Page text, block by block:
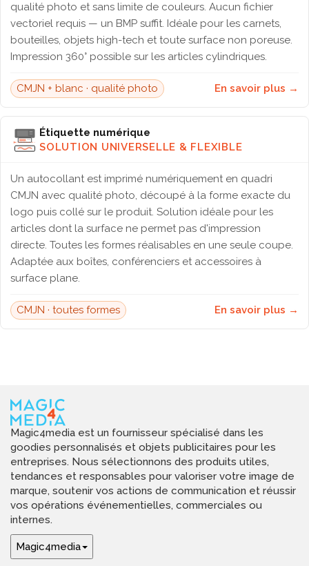
qualité photo et sans limite de couleurs. Aucun fichier
vectoriel requis — un BMP suffit. Idéale pour les carnets,
bouteilles, objets high-tech et toute surface non poreuse.
Impression 360° possible sur les articles cylindriques.
CMJN + blanc · qualité photo En savoir plus →
Étiquette numérique
SOLUTION UNIVERSELLE & FLEXIBLE
Un autocollant est imprimé numériquement en quadri
CMJN avec qualité photo, découpé à la forme exacte du
logo puis collé sur le produit. Solution idéale pour les
articles dont la surface ne permet pas d'impression
directe. Toutes les formes réalisables en une seule coupe.
Adaptée aux boîtes, conférenciers et accessoires à
surface plane.
CMJN · toutes formes En savoir plus →
Magic4media est un fournisseur spécialisé dans les
goodies personnalisés et objets publicitaires pour les
entreprises. Nous sélectionnons des produits utiles,
tendances et responsables pour valoriser votre image de
marque, soutenir vos actions de communication et réussir
vos opérations événementielles, commerciales ou
internes.
Magic4media